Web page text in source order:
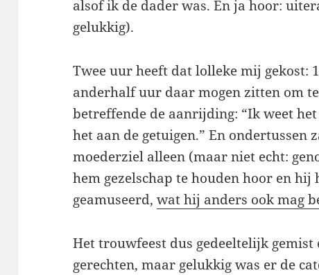
alsof ik de dader was. En ja hoor:
gelukkig).
Twee uur heeft dat lolleke mij gekost:
anderhalf uur daar mogen zitten om
betreffende de aanrijding: “Ik weet
het aan de getuigen.” En ondertussen
moederziel alleen (maar niet echt:
hem gezelschap te houden hoor en
geamuseerd,wat hij anders ook mag
Het trouwfeest dus gedeeltelijk gemist
gerechten, maar gelukkig was er de